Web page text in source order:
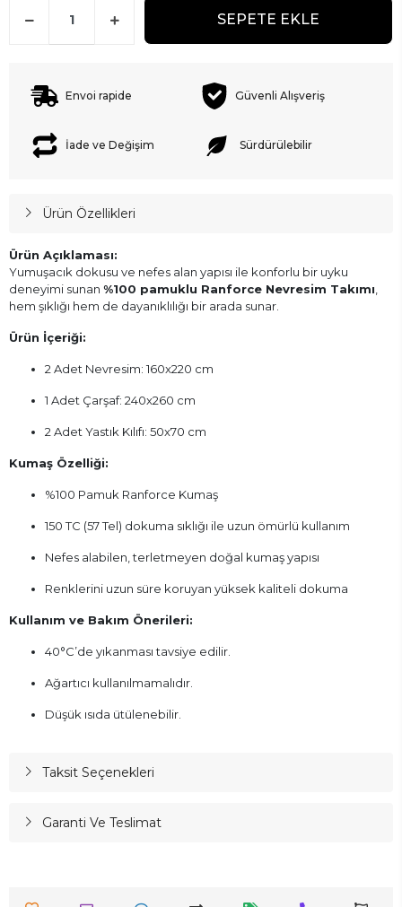
SEPETE EKLE
Envoi rapide Güvenli Alışveriş
İade ve Değişim Sürdürülebilir
Ürün Özellikleri
Ürün Açıklaması:
Yumuşacık dokusu ve nefes alan yapısı ile konforlu bir uyku
deneyimi sunan %100 pamuklu Ranforce Nevresim Takımı
hem şıklığı hem de dayanıklılığı bir arada sunar.
Ürün İçeriği:
2 Adet Nevresim: 160x220 cm
1 Adet Çarşaf: 240x260 cm
2 Adet Yastık Kılıfı: 50x70 cm
Kumaş Özelliği:
%100 Pamuk Ranforce Kumaş
150 TC (57 Tel) dokuma sıklığı ile uzun ömürlü kullanım
Nefes alabilen, terletmeyen doğal kumaş yapısı
Renklerini uzun süre koruyan yüksek kaliteli dokuma
Kullanım ve Bakım Önerileri:
40°C’de yıkanması tavsiye edilir.
Ağartıcı kullanılmamalıdır.
Düşük ısıda ütülenebilir.
Taksit Seçenekleri
Garanti Ve Teslimat